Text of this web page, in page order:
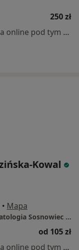
250 zł
Specjalista nie oferuje umawiania online pod tym adresem.
Kowal
• Mapa
Centrum Medyczne LUX MED Stomatologia Sosnowiec - Wojska Polskiego 12
od 105 zł
Specjalista nie oferuje umawiania online pod tym adresem.